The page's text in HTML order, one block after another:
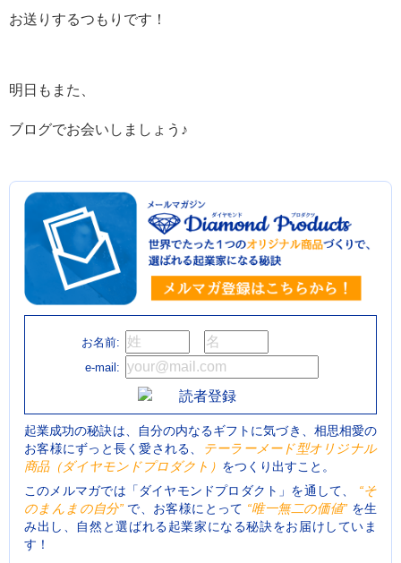
お送りするつもりです！
明日もまた、
ブログでお会いしましょう♪
お名前:
e-mail:
起業成功の秘訣は、自分の内なるギフトに気づき、相思相愛の
お客様にずっと長く愛される、
テーラーメード型オリジナル
商品（ダイヤモンドプロダクト） をつくり出すこと。
このメルマガでは「ダイヤモンドプロダクト」を通して、 “そ
のまんまの自分”で、お客様にとって “唯一無二の価値” を生
み出し、自然と選ばれる起業家になる秘訣をお届けしていま
す！